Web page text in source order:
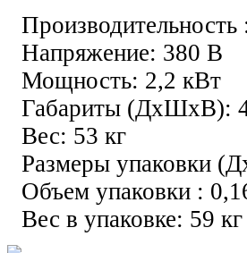
Производительность
Напряжение: 380 В
Мощность: 2,2 кВт
Габариты (ДхШхВ):
Вес: 53 кг
Размеры упаковки
Объем упаковки :
Вес в упаковке: 59 кг